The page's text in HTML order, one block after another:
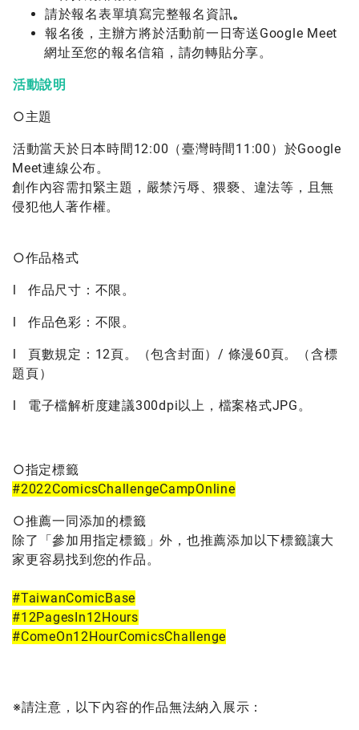
請於報名表單填寫完整報名資訊。
報名後，主辦方將於活動前一日寄送Google Meet
網址至您的報名信箱，請勿轉貼分享。
活動說明
○主題
活動當天於日本時間12:00（臺灣時間11:00）於Google
Meet連線公布。
創作內容需扣緊主題，嚴禁污辱、猥褻、違法等，且無
侵犯他人著作權。
○作品格式
l 作品尺寸：不限。
l 作品色彩：不限。
l 頁數規定：12頁。（包含封面）/ 條漫60頁。（含標
題頁）
l 電子檔解析度建議300dpi以上，檔案格式JPG。
○指定標籤
#2022ComicsChallengeCampOnline
○推薦一同添加的標籤
除了「參加用指定標籤」外，也推薦添加以下標籤讓大
家更容易找到您的作品。
#TaiwanComicBase
#12PagesIn12Hours
#ComeOn12HourComicsChallenge
※請注意，以下內容的作品無法納入展示：